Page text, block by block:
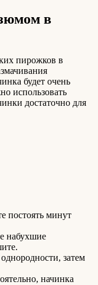
в
пирожков в
будет очень
использовать
достаточно для
постоять минут
набухшие
затем
начинка